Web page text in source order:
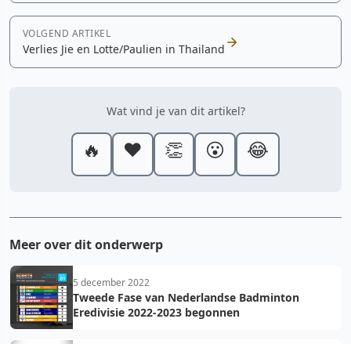
VOLGEND ARTIKEL
Verlies Jie en Lotte/Paulien in Thailand
Wat vind je van dit artikel?
🔥 ❤️ 👏 😮 😂
Meer over dit onderwerp
5 december 2022
Tweede Fase van Nederlandse Badminton
Eredivisie 2022-2023 begonnen